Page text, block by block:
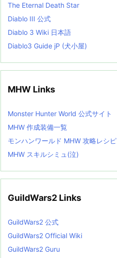
The Eternal Death Star
Diablo III 公式
Diablo 3 Wiki 日本語
Diablo3 Guide jP (犬小屋)
MHW Links
Monster Hunter World 公式サイト
MHW 作成装備一覧
モンハンワールド MHW 攻略レシピ
MHW スキルシミュ(泣)
GuildWars2 Links
GuildWars2 公式
GuildWars2 Official Wiki
GuildWars2 Guru